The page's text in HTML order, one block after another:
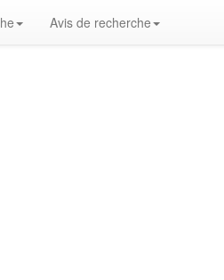
Avis de recherche